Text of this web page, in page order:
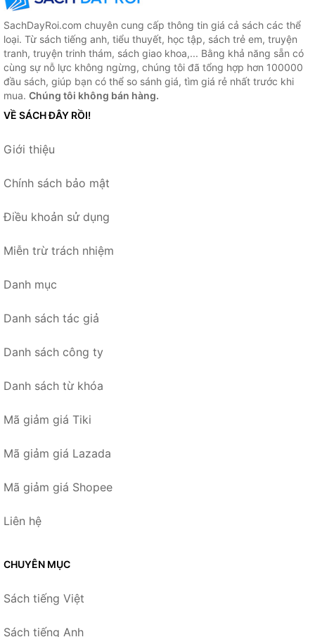
SachDayRoi.com chuyên cung cấp thông tin giá cả sách các thể
loại. Từ sách tiếng anh, tiểu thuyết, học tập, sách trẻ em, truyện
tranh, truyện trinh thám, sách giao khoa,... Bằng khả năng sẵn có
cùng sự nỗ lực không ngừng, chúng tôi đã tổng hợp hơn 100000
đầu sách, giúp bạn có thể so sánh giá, tìm giá rẻ nhất trước khi
mua. Chúng tôi không bán hàng.
VỀ SÁCH ĐÂY RỒI!
Giới thiệu
Chính sách bảo mật
Điều khoản sử dụng
Miễn trừ trách nhiệm
Danh mục
Danh sách tác giả
Danh sách công ty
Danh sách từ khóa
Mã giảm giá Tiki
Mã giảm giá Lazada
Mã giảm giá Shopee
Liên hệ
CHUYÊN MỤC
Sách tiếng Việt
Sách tiếng Anh